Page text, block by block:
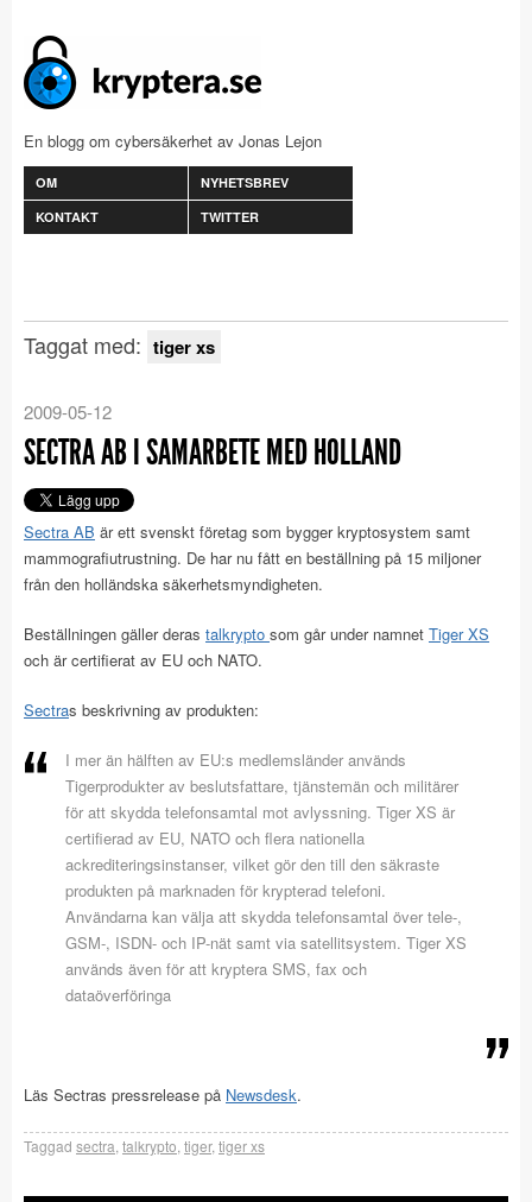
En blogg om cybersäkerhet av Jonas Lejon
OM
NYHETSBREV
KONTAKT
TWITTER
Taggat med: tiger xs
2009-05-12
SECTRA AB I SAMARBETE MED HOLLAND
Sectra AB är ett svenskt företag som bygger kryptosystem samt
mammografiutrustning. De har nu fått en beställning på 15 miljoner
från den holländska säkerhetsmyndigheten.
Beställningen gäller deras talkrypto som går under namnet Tiger XS
och är certifierat av EU och NATO.
Sectras beskrivning av produkten:
I mer än hälften av EU:s medlemsländer används
Tigerprodukter av beslutsfattare, tjänstemän och militärer
för att skydda telefonsamtal mot avlyssning. Tiger XS är
certifierad av EU, NATO och flera nationella
ackrediteringsinstanser, vilket gör den till den säkraste
produkten på marknaden för krypterad telefoni.
Användarna kan välja att skydda telefonsamtal över tele-,
GSM-, ISDN- och IP-nät samt via satellitsystem. Tiger XS
används även för att kryptera SMS, fax och
dataöverföringa
Läs Sectras pressrelease på Newsdesk.
Taggad sectra talkrypto tiger, tiger xs